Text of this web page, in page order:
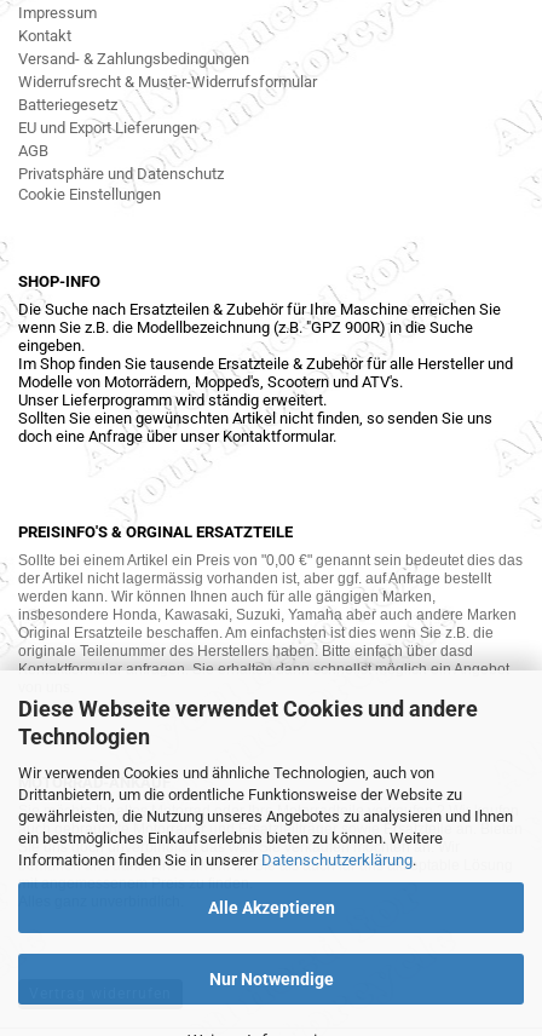
Diese Webseite verwendet Cookies und andere
Technologien
Wir verwenden Cookies und ähnliche Technologien, auch von
Drittanbietern, um die ordentliche Funktionsweise der Website zu
gewährleisten, die Nutzung unseres Angebotes zu analysieren und Ihnen
ein bestmögliches Einkaufserlebnis bieten zu können. Weitere
Informationen finden Sie in unserer Datenschutzerklärung.
Alle Akzeptieren
Nur Notwendige
Impressum
Kontakt
Versand- & Zahlungsbedingungen
Widerrufsrecht & Muster-Widerrufsformular
Batteriegesetz
EU und Export Lieferungen
AGB
Privatsphäre und Datenschutz
Cookie Einstellungen
SHOP-INFO
Die Suche nach Ersatzteilen & Zubehör für Ihre Maschine erreichen Sie
wenn Sie z.B. die Modellbezeichnung (z.B. "GPZ 900R) in die Suche
eingeben.
Im Shop finden Sie tausende Ersatzteile & Zubehör für alle Hersteller und
Modelle von Motorrädern, Mopped's, Scootern und ATV's.
Unser Lieferprogramm wird ständig erweitert.
Sollten Sie einen gewünschten Artikel nicht finden, so senden Sie uns
doch eine Anfrage über unser Kontaktformular.
PREISINFO'S & ORGINAL ERSATZTEILE
Sollte bei einem Artikel ein Preis von "0,00 €" genannt sein bedeutet dies das
der Artikel nicht lagermässig vorhanden ist, aber ggf. auf Anfrage bestellt
werden kann. Wir können Ihnen auch für alle gängigen Marken,
insbesondere Honda, Kawasaki, Suzuki, Yamaha aber auch andere Marken
Original Ersatzteile beschaffen. Am einfachsten ist dies wenn Sie z.B. die
originale Teilenummer des Herstellers haben. Bitte einfach über dasd
Kontaktformular anfragen. Sie erhalten dann schnellst möglich ein Angebot
MOTORRAD-ANKAUF
Sie möchte Ihr altes Motorrad oder Ihre Motorradteile verkaufen ? Wir kaufen
auch gebrauchte Motorräder und Ersatzteilträger sowie Ersatzteile an. Bieten
Sie uns doch unverbindlich das was Sie verkaufen möchten an. Wir
bemühen uns dann eine sowohl für Sie als auch für uns akzeptable Lösung
mit angemessenem Preis zu finden.